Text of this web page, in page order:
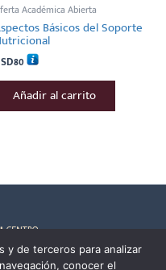
Académica Abierta
Básicos del Soporte
80
Añadir al carrito
y de terceros para analizar
conocer el